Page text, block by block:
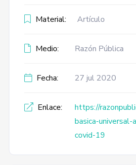
Material: Artículo
Medio: Razón Pública
Fecha: 27 jul 2020
Enlace:
https://
basica-universal-
covid-19